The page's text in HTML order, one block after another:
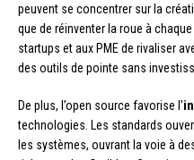
peuvent se concentrer sur la
que de réinventer la roue à
startups et aux PME de rivaliser
des outils de pointe sans
De plus, l’open source favorise l’
technologies. Les standards
les systèmes, ouvrant la voie à